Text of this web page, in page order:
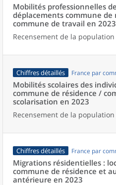
Mobilités professionnelles
déplacements commune de
commune de travail en 2023
Recensement de la
Chiffres détaillés France par
Mobilités scolaires des
commune de résidence /
scolarisation en 2023
Recensement de la
Chiffres détaillés France par
Migrations résidentielles :
commune de résidence et
antérieure en 2023